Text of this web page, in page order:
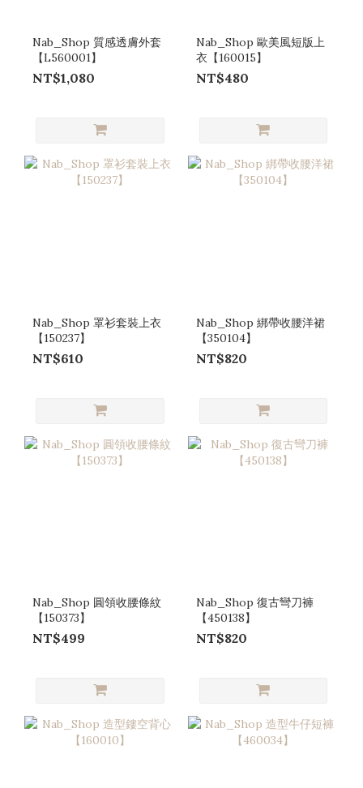
Nab_Shop 質感透膚外套
【L560001】
NT$1,080
Nab_Shop 歐美風短版上
衣【160015】
NT$480
Nab_Shop 罩衫套裝上衣
【150237】
NT$610
Nab_Shop 綁帶收腰洋裙
【350104】
NT$820
Nab_Shop 圓領收腰條紋
【150373】
NT$499
Nab_Shop 復古彎刀褲
【450138】
NT$820